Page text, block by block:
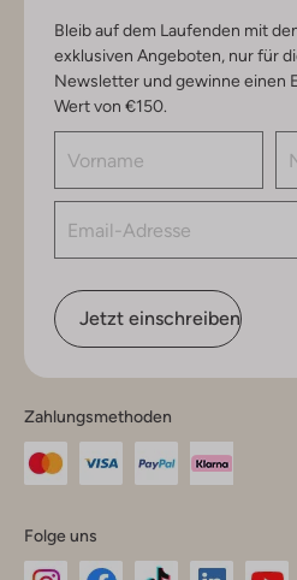
Bleib auf dem Laufenden mit
exklusiven Angeboten, nur für
Newsletter und gewinne einen
Wert von €150.
Jetzt einschreiben
Zahlungsmethoden
Folge uns